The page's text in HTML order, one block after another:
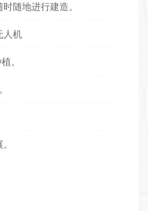
随地进行建造。
人机
。